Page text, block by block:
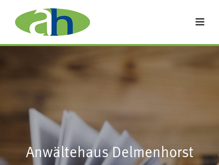
Anwältehaus Delmenhorst